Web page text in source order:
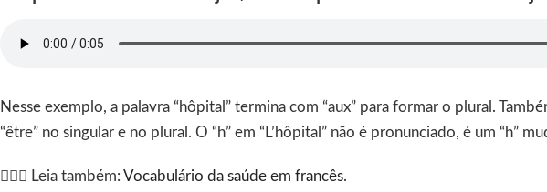
Nesse exemplo, a palavra “hôpital” termina com “aux” para formar o plural.
“être” no singular e no plural. O “h” em “L’hôpital” não é pronunciado, é um “h”
👩🏽‍⚕️ Leia também: Vocabulário da saúde em francês.